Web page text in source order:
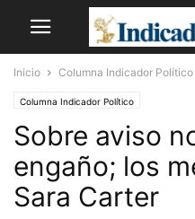
Inicio Columna Indicador Político
Columna Indicador Político
Sobre aviso
engaño; los
Sara Carter